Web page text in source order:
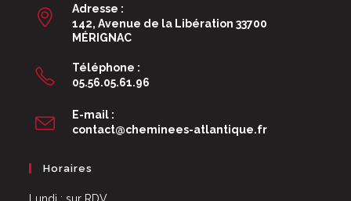
Adresse :
142, Avenue de la Libération 33700
MÉRIGNAC
Téléphone :
05.56.05.61.96
E-mail :
contact@cheminees-atlantique.frS’ouvre
Horaires